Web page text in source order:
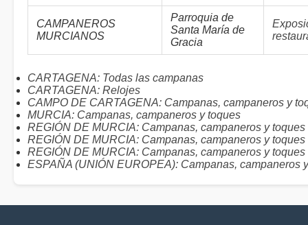
CAMPANEROS
MURCIANOS
Parroquia de
Santa María de
Gracia
CARTAGENA: Todas las campanas
CARTAGENA: Relojes
CAMPO DE CARTAGENA: Campanas, campaneros y
MURCIA: Campanas, campaneros y toques
REGIÓN DE MURCIA: Campanas, campaneros y
REGIÓN DE MURCIA: Campanas, campaneros y
REGIÓN DE MURCIA: Campanas, campaneros y
ESPAÑA (UNIÓN EUROPEA): Campanas, campaneros